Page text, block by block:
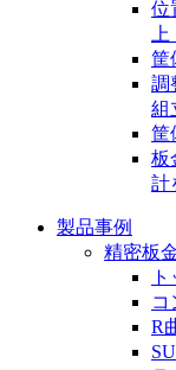
位
上
筐
調
組
筐
板
計
製品事例
精密板
コ
R